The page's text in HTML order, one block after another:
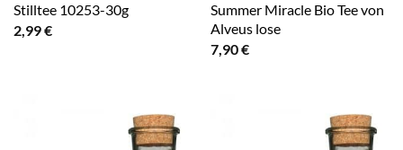
Stilltee 10253-30g
2,99€
Summer Miracle Bio Tee von
Alveus lose
7,90€